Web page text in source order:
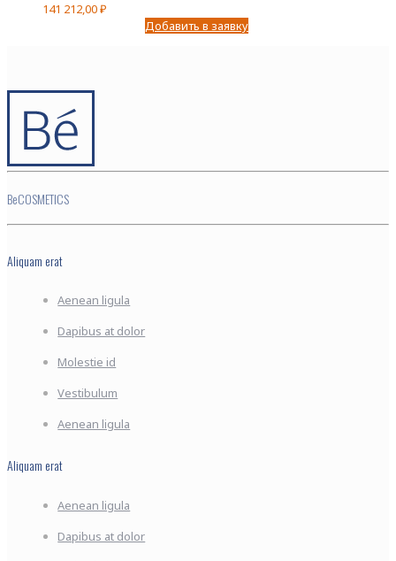
141 212,00₽
Добавить в заявку
BeCOSMETICS
Aliquam erat
Aenean ligula
Dapibus at dolor
Molestie id
Vestibulum
Aenean ligula
Aliquam erat
Aenean ligula
Dapibus at dolor